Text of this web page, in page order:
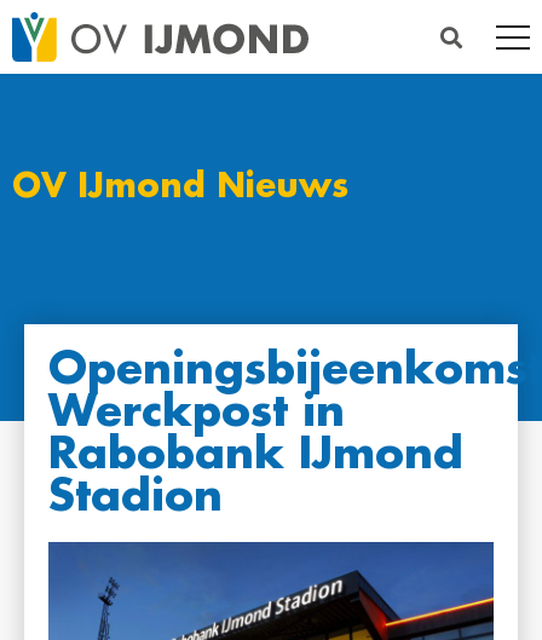
OV IJmond Nieuws
Openingsbijeenkomst
Werckpost in
Rabobank IJmond
Stadion